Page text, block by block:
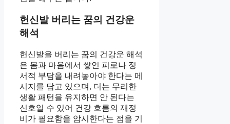
헌신발 버리는 꿈의 건강운
해석
헌신발을 버리는 꿈의 건강운 해석
은 몸과 마음에서 쌓인 피로나 정
서적 부담을 내려놓아야 한다는 메
시지를 담고 있으며, 더는 무리한
생활 패턴을 유지하면 안 된다는
신호일 수 있어 건강 흐름의 재정
비가 필요함을 암시한다는 점을 기